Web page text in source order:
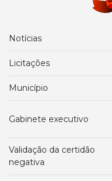
notícias
licitações
município
gabinete executivo
validação da certidão
negativa